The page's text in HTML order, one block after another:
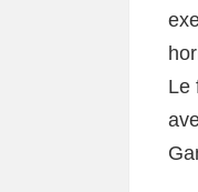
Le